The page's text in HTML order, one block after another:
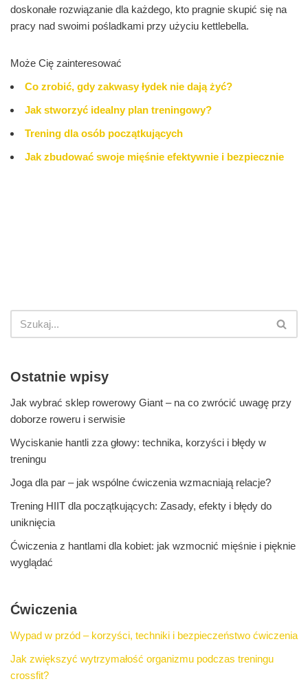
doskonałe rozwiązanie dla każdego, kto pragnie skupić się na
pracy nad swoimi pośladkami przy użyciu kettlebella.
Może Cię zainteresować
Co zrobić, gdy zakwasy łydek nie dają żyć?
Jak stworzyć idealny plan treningowy?
Trening dla osób początkujących
Jak zbudować swoje mięśnie efektywnie i bezpiecznie
Ostatnie wpisy
Jak wybrać sklep rowerowy Giant – na co zwrócić uwagę przy
doborze roweru i serwisie
Wyciskanie hantli zza głowy: technika, korzyści i błędy w
treningu
Joga dla par – jak wspólne ćwiczenia wzmacniają relacje?
Trening HIIT dla początkujących: Zasady, efekty i błędy do
uniknięcia
Ćwiczenia z hantlami dla kobiet: jak wzmocnić mięśnie i pięknie
wyglądać
Ćwiczenia
Wypad w przód – korzyści, techniki i bezpieczeństwo ćwiczenia
Jak zwiększyć wytrzymałość organizmu podczas treningu
crossfit?